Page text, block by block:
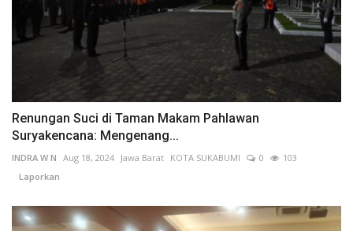
Renungan Suci di Taman Makam Pahlawan
Suryakencana: Mengenang...
INDRA W N Aug 18, 2024 Jawa Barat KOTA SUKABUMI 0
103
Laporkan